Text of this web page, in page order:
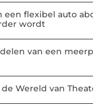
een flexibel auto
wordt
van een
Wereld van